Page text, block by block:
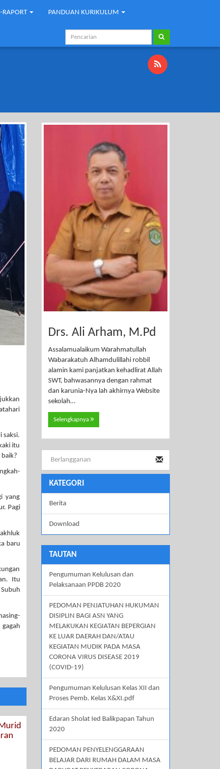
RAPORT PANDUAN KURIKULUM
saksi.
itu
yang
Pagi
baru
Itu
Drs. Ali Arham, M.Pd
Assalamualaikum Warahmatullah
Wabarakatuh Alhamdulillahi robbil
alamin kami panjatkan kehadlirat Allah
SWT, bahwasannya dengan rahmat
dan karunia-Nya lah akhirnya Website
sekolah…
Selengkapnya
KATEGORI
Berita
Download
TAUTAN
Pengumuman Kelulusan dan
Pelaksanaan PPDB 2020
PEDOMAN PENJATUHAN HUKUMAN
DISIPLIN BAGI ASN YANG
MELAKUKAN KEGIATAN BEPERGIAN
KE LUAR DAERAH DAN/ATAU
KEGIATAN MUDIK PADA MASA
CORONA VIRUS DISEASE 2019
(COVID-19)
Pengumuman Kelulusan Kelas XII dan
Proses Pemb. Kelas X&XI.pdf
Edaran Sholat Ied Balikpapan Tahun
2020
PEDOMAN PENYELENGGARAAN
BELAJAR DARI RUMAH DALAM MASA